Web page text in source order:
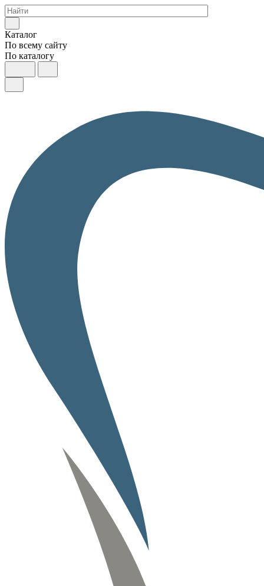
Каталог
По всему сайту
По каталогу